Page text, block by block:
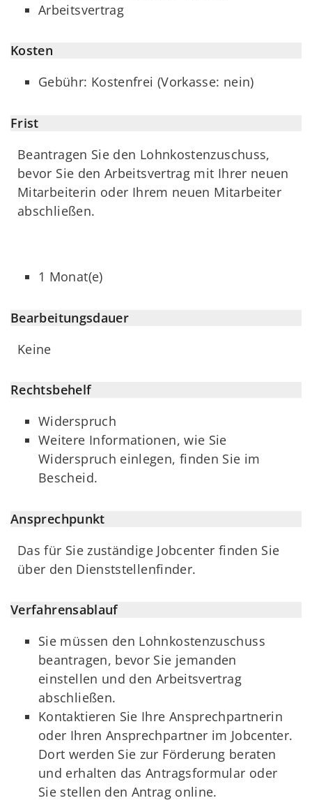
Arbeitsvertrag
Kosten
Gebühr: Kostenfrei (Vorkasse: nein)
Frist
Beantragen Sie den Lohnkostenzuschuss,
bevor Sie den Arbeitsvertrag mit Ihrer neuen
Mitarbeiterin oder Ihrem neuen Mitarbeiter
abschließen.
1 Monat(e)
Bearbeitungsdauer
Keine
Rechtsbehelf
Widerspruch
Weitere Informationen, wie Sie
Widerspruch einlegen, finden Sie im
Bescheid.
Ansprechpunkt
Das für Sie zuständige Jobcenter finden Sie
über den Dienststellenfinder.
Verfahrensablauf
Sie müssen den Lohnkostenzuschuss
beantragen, bevor Sie jemanden
einstellen und den Arbeitsvertrag
abschließen.
Kontaktieren Sie Ihre Ansprechpartnerin
oder Ihren Ansprechpartner im Jobcenter.
Dort werden Sie zur Förderung beraten
und erhalten das Antragsformular oder
Sie stellen den Antrag online.